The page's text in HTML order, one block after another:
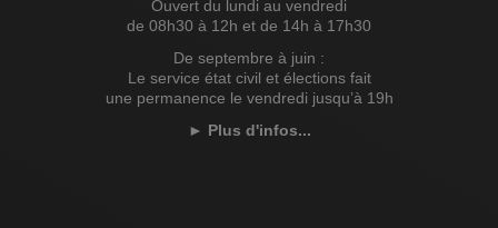
Ouvert du lundi au vendredi
de 08h30 à 12h et de 14h à 17h30
De septembre à juin :
Le service état civil et élections fait
une permanence le vendredi jusqu’à 19h
► Plus d'infos...